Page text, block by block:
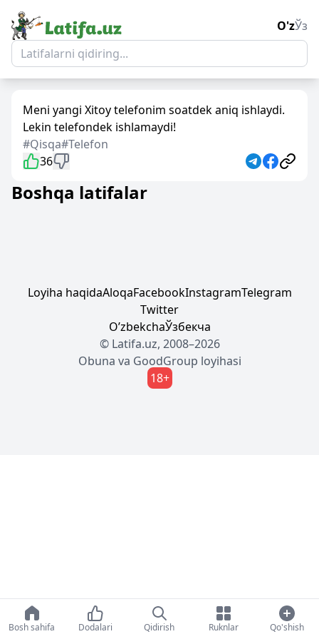
O'zЎз
Meni yangi Xitoy telefonim soatdek aniq ishlaydi.
Lekin telefondek ishlamaydi!
#Qisqa#Telefon
36
Boshqa latifalar
Loyiha haqidaAloqaFacebookInstagramTelegram
Twitter
OʼzbekchaЎзбекча
© Latifa.uz, 2008–2026
Obuna va GoodGroup loyihasi
18+
Bosh sahifa Dodalari Qidirish Ruknlar Qo'shish